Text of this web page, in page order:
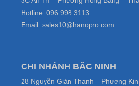
Hotline: 096.998.3113
Email: sales10@hanopro.com
CHI NHÁNH BẮC NINH
28 Nguyễn Giản Thanh – Phường